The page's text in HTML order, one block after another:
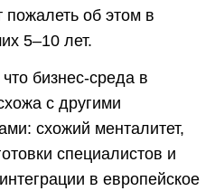
пожалеть об этом в
5–10 лет.
бизнес-среда в
с другими
схожий менталитет,
специалистов и
в европейское